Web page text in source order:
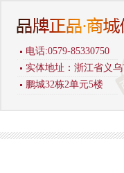
电话:0579-85330750
实体地址：浙江省义
鹏城32栋2单元5楼